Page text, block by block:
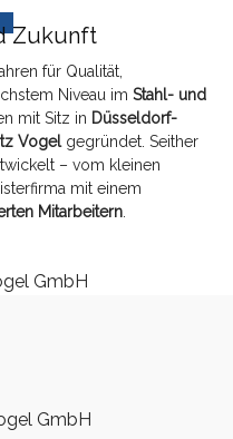
Zukunft
für Qualität,
Niveau im Stahl- und
mit Sitz in Düsseldorf-
Vogelgegründet. Seither
– vom kleinen
mit einem
Mitarbeitern